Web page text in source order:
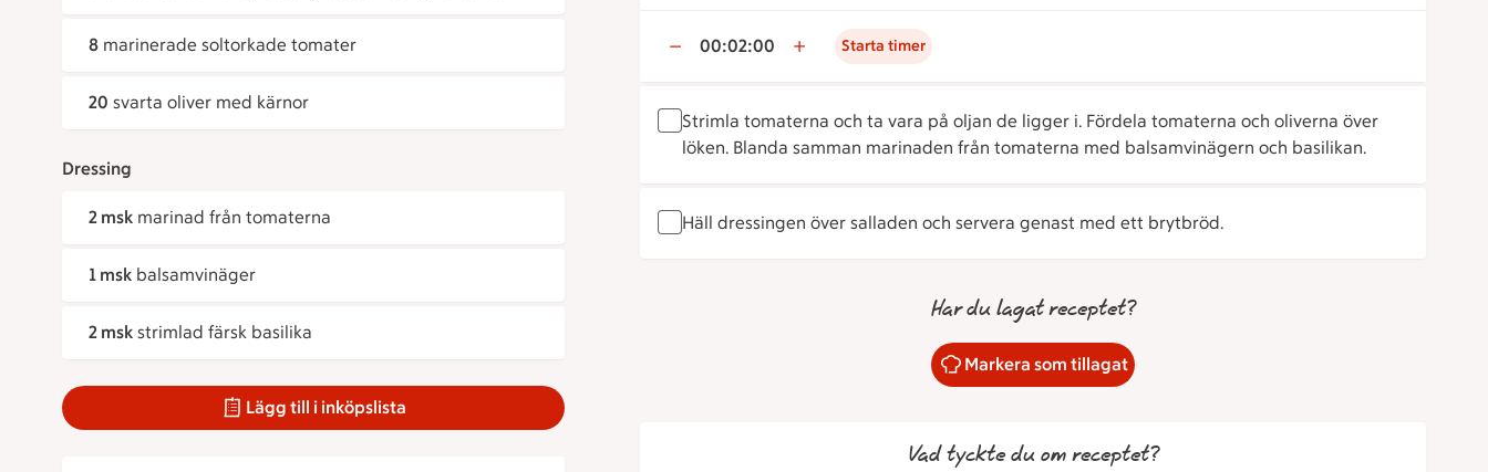
8 marinerade soltorkade tomater
20 svarta oliver med kärnor
Dressing
2 msk marinad från tomaterna
1 msk balsamvinäger
2 msk strimlad färsk basilika
Lägg till i inköpslista
00:02:00 Starta timer
Strimla tomaterna och ta vara på oljan de ligger i. Fördela tomaterna och oliverna över
löken. Blanda samman marinaden från tomaterna med balsamvinägern och basilikan.
Häll dressingen över salladen och servera genast med ett brytbröd.
Har du lagat receptet?
Markera som tillagat
Vad tyckte du om receptet?